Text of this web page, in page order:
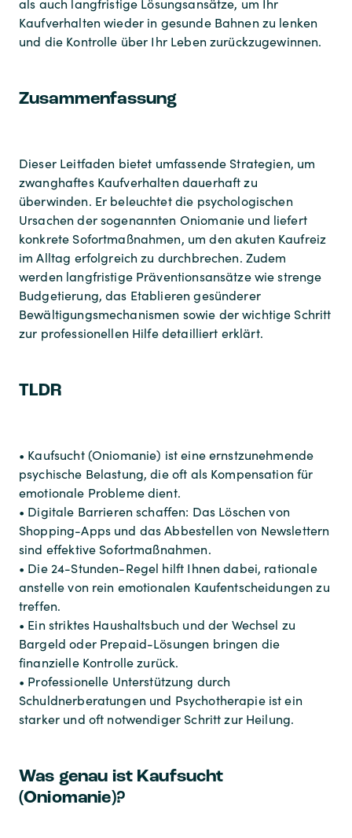
als auch langfristige Lösungsansätze, um Ihr
Kaufverhalten wieder in gesunde Bahnen zu lenken
und die Kontrolle über Ihr Leben zurückzugewinnen.
Zusammenfassung
Dieser Leitfaden bietet umfassende Strategien, um
zwanghaftes Kaufverhalten dauerhaft zu
überwinden. Er beleuchtet die psychologischen
Ursachen der sogenannten Oniomanie und liefert
konkrete Sofortmaßnahmen, um den akuten Kaufreiz
im Alltag erfolgreich zu durchbrechen. Zudem
werden langfristige Präventionsansätze wie strenge
Budgetierung, das Etablieren gesünderer
Bewältigungsmechanismen sowie der wichtige Schritt
zur professionellen Hilfe detailliert erklärt.
TLDR
• Kaufsucht (Oniomanie) ist eine ernstzunehmende
psychische Belastung, die oft als Kompensation für
emotionale Probleme dient.
• Digitale Barrieren schaffen: Das Löschen von
Shopping-Apps und das Abbestellen von Newslettern
sind effektive Sofortmaßnahmen.
• Die 24-Stunden-Regel hilft Ihnen dabei, rationale
anstelle von rein emotionalen Kaufentscheidungen zu
treffen.
• Ein striktes Haushaltsbuch und der Wechsel zu
Bargeld oder Prepaid-Lösungen bringen die
finanzielle Kontrolle zurück.
• Professionelle Unterstützung durch
Schuldnerberatungen und Psychotherapie ist ein
starker und oft notwendiger Schritt zur Heilung.
Was genau ist Kaufsucht
(Oniomanie)?